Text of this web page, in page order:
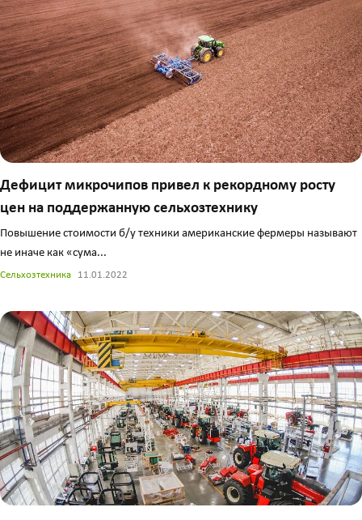
Дефицит микрочипов привел к рекордному росту
цен на поддержанную сельхозтехнику
Повышение стоимости б/у техники американские фермеры называют
не иначе как «сума...
Сельхозтехника 11.01.2022